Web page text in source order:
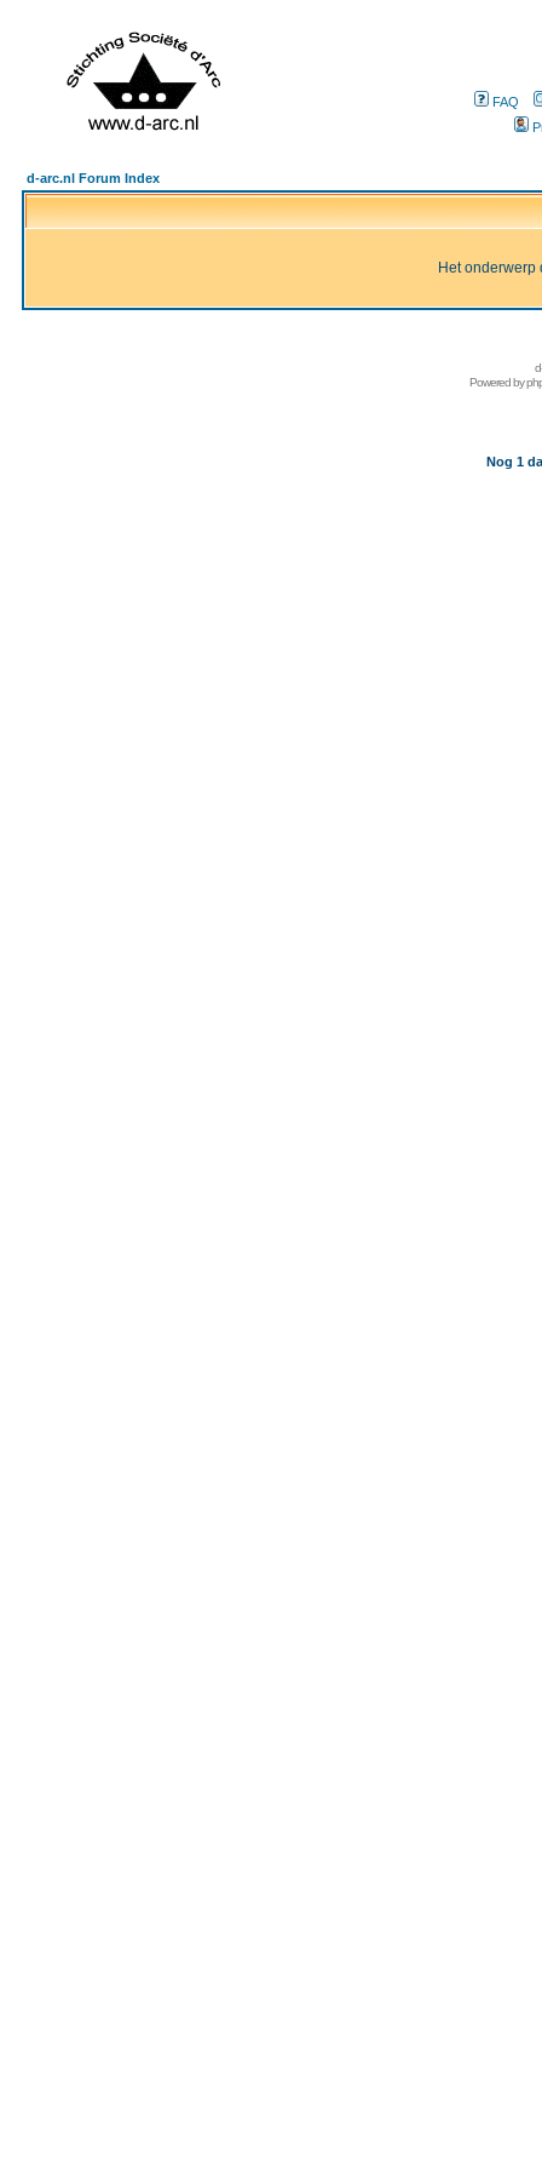
FAQ
d-arc.nl Forum Index
Het onderwerp
Powered by
Nog 1